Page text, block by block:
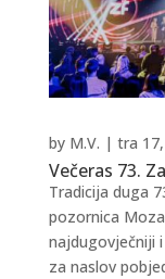
Večeras 73.
by M.V. | tra
Tradicija duga
pozornica
najdugovječniji
za naslov